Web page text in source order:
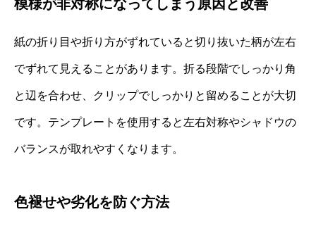
模様が非対称になってしまう原因と改善
紙の折り目や折り方がずれていると切り抜いた柄が左右
でずれて見えることがあります。折る段階でしっかり角
と辺を合わせ、クリップでしっかりと留めることが大切
です。テンプレートを使用すると左右対称やシャドウの
バランスが取れやすくなります。
色褪せや劣化を防ぐ方法